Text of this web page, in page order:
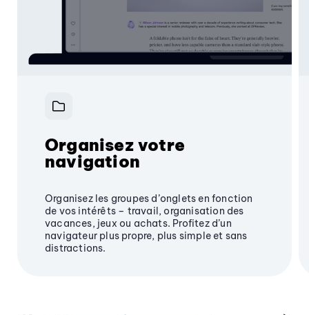
Organisez votre
navigation
Organisez les groupes d’onglets en fonction
de vos intérêts – travail, organisation des
vacances, jeux ou achats. Profitez d’un
navigateur plus propre, plus simple et sans
distractions.